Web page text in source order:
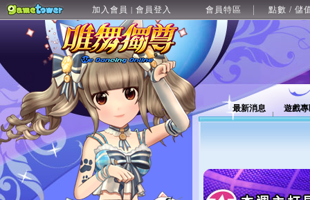
加入會員 | 會員登入 會員特區 點數 / 儲
最新消息 遊戲